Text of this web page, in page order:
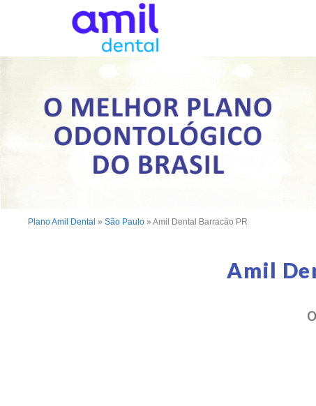
Plano Amil Dental » São Paulo » Amil Dental Barracão PR
Amil
O